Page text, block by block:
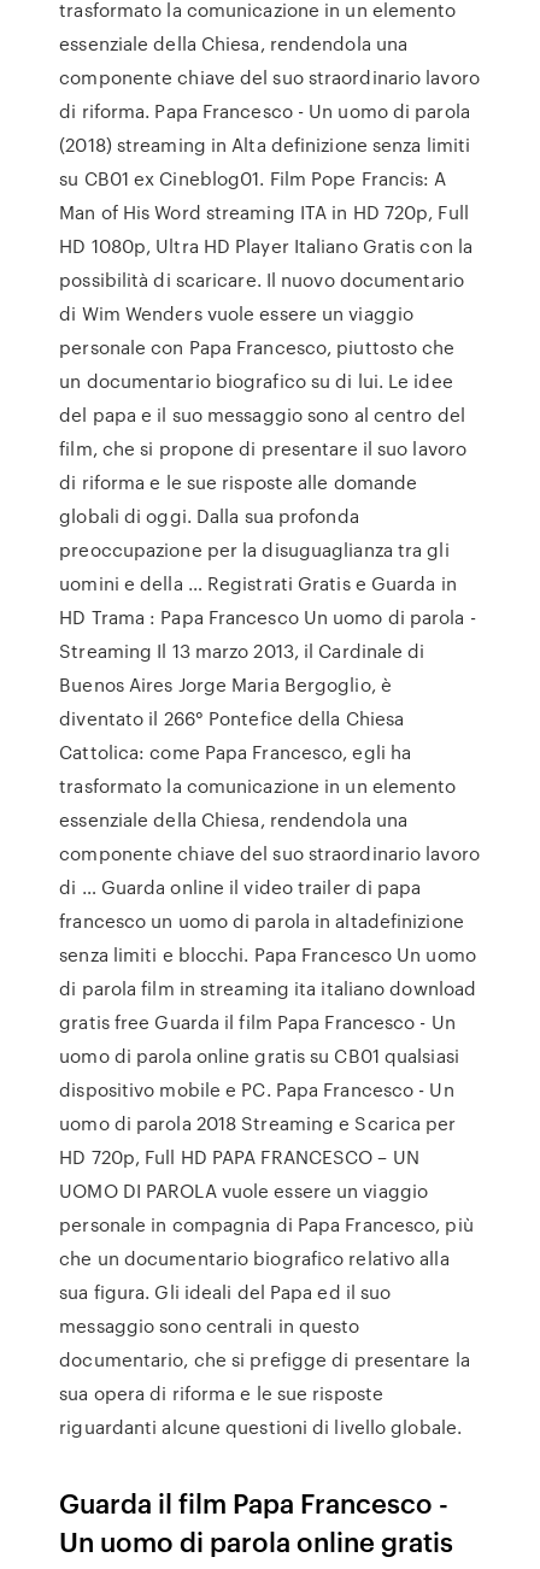
trasformato la comunicazione in un elemento
essenziale della Chiesa, rendendola una
componente chiave del suo straordinario lavoro
di riforma. Papa Francesco - Un uomo di parola
(2018) streaming in Alta definizione senza limiti
su CB01 ex Cineblog01. Film Pope Francis: A
Man of His Word streaming ITA in HD 720p, Full
HD 1080p, Ultra HD Player Italiano Gratis con la
possibilità di scaricare. Il nuovo documentario
di Wim Wenders vuole essere un viaggio
personale con Papa Francesco, piuttosto che
un documentario biografico su di lui. Le idee
del papa e il suo messaggio sono al centro del
film, che si propone di presentare il suo lavoro
di riforma e le sue risposte alle domande
globali di oggi. Dalla sua profonda
preoccupazione per la disuguaglianza tra gli
uomini e della … Registrati Gratis e Guarda in
HD Trama : Papa Francesco Un uomo di parola -
Streaming Il 13 marzo 2013, il Cardinale di
Buenos Aires Jorge Maria Bergoglio, è
diventato il 266° Pontefice della Chiesa
Cattolica: come Papa Francesco, egli ha
trasformato la comunicazione in un elemento
essenziale della Chiesa, rendendola una
componente chiave del suo straordinario lavoro
di … Guarda online il video trailer di papa
francesco un uomo di parola in altadefinizione
senza limiti e blocchi. Papa Francesco Un uomo
di parola film in streaming ita italiano download
gratis free Guarda il film Papa Francesco - Un
uomo di parola online gratis su CB01 qualsiasi
dispositivo mobile e PC. Papa Francesco - Un
uomo di parola 2018 Streaming e Scarica per
HD 720p, Full HD PAPA FRANCESCO – UN
UOMO DI PAROLA vuole essere un viaggio
personale in compagnia di Papa Francesco, più
che un documentario biografico relativo alla
sua figura. Gli ideali del Papa ed il suo
messaggio sono centrali in questo
documentario, che si prefigge di presentare la
sua opera di riforma e le sue risposte
riguardanti alcune questioni di livello globale.
Guarda il film Papa Francesco -
Un uomo di parola online gratis